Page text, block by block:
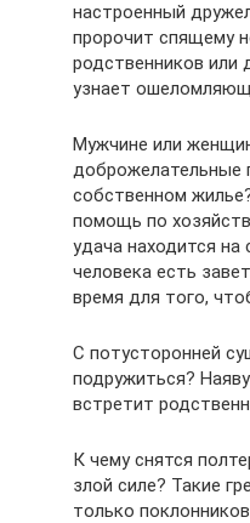
настроенный
пророчит спящему
родственников или
узнает
Мужчине или
доброжелательные
собственном
помощь по
удача находится на
человека есть
время для того,
С потусторонней
подружиться?
встретит
К чему снятся
злой силе? Такие
только